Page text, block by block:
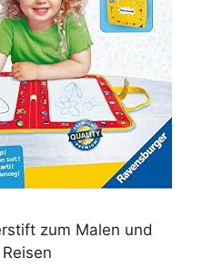
zum Malen und